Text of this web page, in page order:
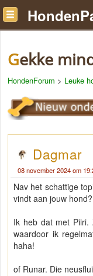
Gekke
HondenForum > Leuke
Dagmar
08 november 2024 om
Nav het schattige
vindt aan jouw hond?
Ik heb dat met Piiri.
waardoor ik
haha!
of Runar. Die